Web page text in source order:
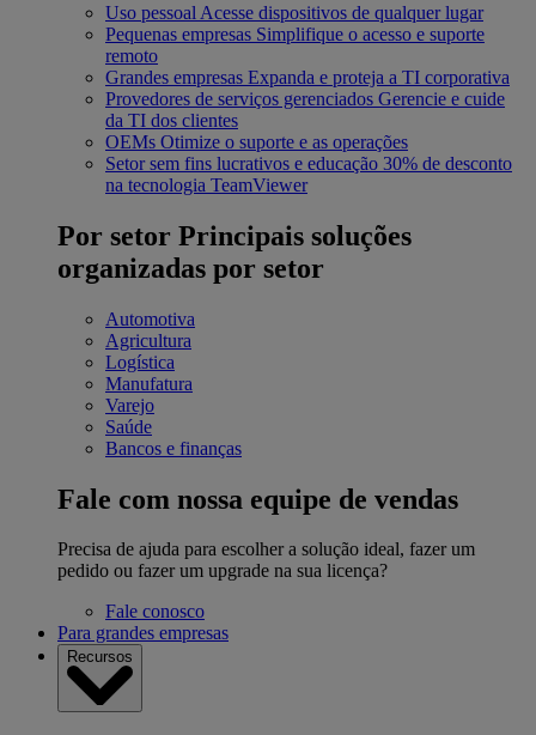
Uso pessoal Acesse dispositivos de qualquer lugar
Pequenas empresas Simplifique o acesso e suporte
remoto
Grandes empresas Expanda e proteja a TI corporativa
Provedores de serviços gerenciados Gerencie e cuide
da TI dos clientes
OEMs Otimize o suporte e as operações
Setor sem fins lucrativos e educação 30% de desconto
na tecnologia TeamViewer
Por setor Principais soluções
organizadas por setor
Automotiva
Agricultura
Logística
Manufatura
Varejo
Saúde
Bancos e finanças
Fale com nossa equipe de vendas
Precisa de ajuda para escolher a solução ideal, fazer um
pedido ou fazer um upgrade na sua licença?
Fale conosco
Para grandes empresas
Recursos